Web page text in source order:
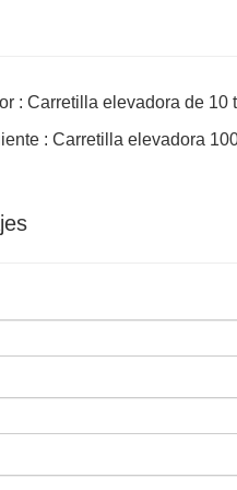
: Carretilla elevadora de 10
: Carretilla elevadora